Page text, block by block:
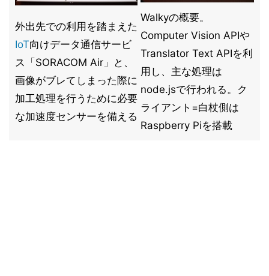
外出先での利用を踏まえた
IoT向けデータ通信サービ
ス「SORACOM Air」と、
画像がブレてしまった際に
加工処理を行うために必要
な加速度センサーを備える
Walkyの概要。
Computer Vision APIや
Translator Text APIを利
用し、主な処理は
node.jsで行われる。ク
ライアント=白杖側は
Raspberry Piを搭載